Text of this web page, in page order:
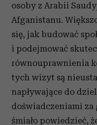
osoby z Arabii
Afganistanu.
się, jak budować
i podejmować
równouprawnienia
tych wizyt są
napływające do
doświadczeniami
śmiało powiedzieć,